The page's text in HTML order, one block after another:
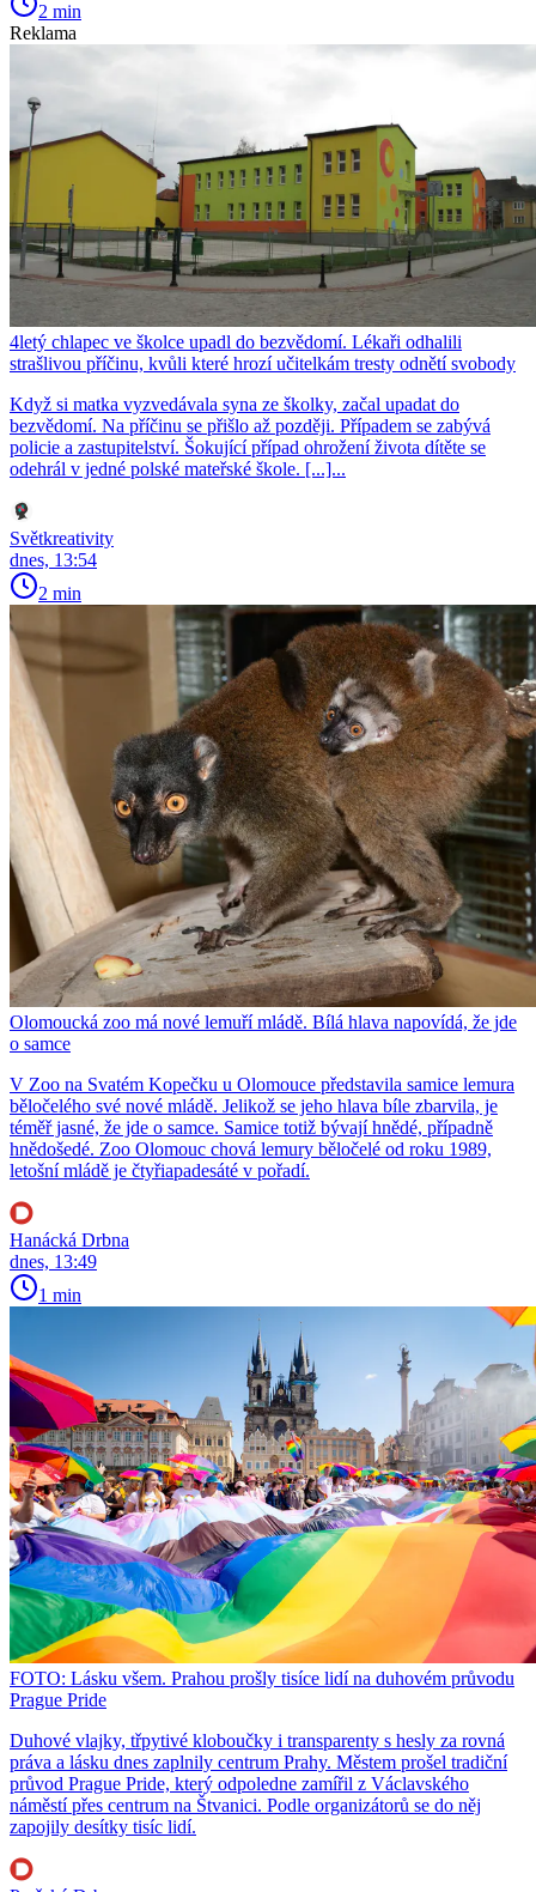
2 min
Reklama
4letý chlapec ve školce upadl do bezvědomí. Lékaři odhalili
strašlivou příčinu, kvůli které hrozí učitelkám tresty odnětí svobody
Když si matka vyzvedávala syna ze školky, začal upadat do
bezvědomí. Na příčinu se přišlo až později. Případem se zabývá
policie a zastupitelství. Šokující případ ohrožení života dítěte se
odehrál v jedné polské mateřské škole. [...]...
Světkreativity
dnes, 13:54
2 min
Olomoucká zoo má nové lemuří mládě. Bílá hlava napovídá, že jde
o samce
V Zoo na Svatém Kopečku u Olomouce představila samice lemura
běločelého své nové mládě. Jelikož se jeho hlava bíle zbarvila, je
téměř jasné, že jde o samce. Samice totiž bývají hnědé, případně
hnědošedé. Zoo Olomouc chová lemury běločelé od roku 1989,
letošní mládě je čtyřiapadesáté v pořadí.
Hanácká Drbna
dnes, 13:49
1 min
FOTO: Lásku všem. Prahou prošly tisíce lidí na duhovém průvodu
Prague Pride
Duhové vlajky, třpytivé kloboučky i transparenty s hesly za rovná
práva a lásku dnes zaplnily centrum Prahy. Městem prošel tradiční
průvod Prague Pride, který odpoledne zamířil z Václavského
náměstí přes centrum na Štvanici. Podle organizátorů se do něj
zapojily desítky tisíc lidí.